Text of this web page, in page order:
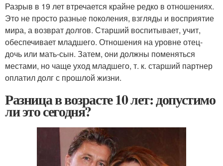
Разрыв в 19 лет втречается крайне редко в отношениях.
Это не просто разные поколения, взгляды и восприятие
мира, а возврат долгов. Старший воспитывает, учит,
обеспечивает младшего. Отношения на уровне отец-
дочь или мать-сын. Затем, они должны поменяться
местами, но чаще уход младшего, т. к. старший партнер
оплатил долг с прошлой жизни.
Разница в возрасте 10 лет: допустимо
ли это сегодня?